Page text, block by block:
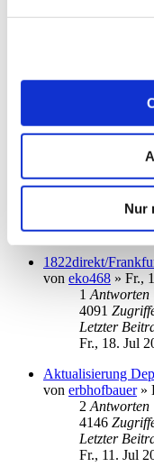
Nur
Letzter
BBVA Girokonto -
2Antworten
Letzter
Sa., 19. Jul
1822direkt/
von eko468 » Fr.,
1 Antworten
4091
Letzter
Fr., 18. Jul
Aktualisierung
von erbhofbauer»
2 Antworten
4146
Letzter
Fr., 11. Jul